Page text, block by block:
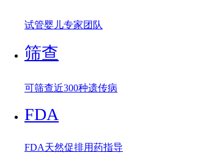
试管婴儿专家团队
筛查
可筛查近300种遗传病
FDA
FDA天然促排用药指导